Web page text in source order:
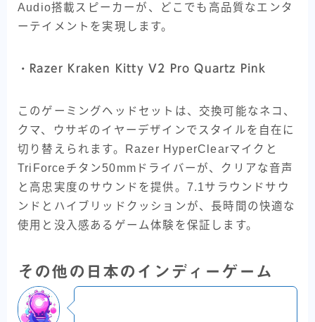
Audio搭載スピーカーが、どこでも高品質なエンタ
ーテイメントを実現します。
・ Razer Kraken Kitty V2 Pro Quartz Pink
このゲーミングヘッドセットは、交換可能なネコ、
クマ、ウサギのイヤーデザインでスタイルを自在に
切り替えられます。Razer HyperClearマイクと
TriForceチタン50mmドライバーが、クリアな音声
と高忠実度のサウンドを提供。7.1サラウンドサウ
ンドとハイブリッドクッションが、長時間の快適な
使用と没入感あるゲーム体験を保証します。
その他の日本のインディーゲーム